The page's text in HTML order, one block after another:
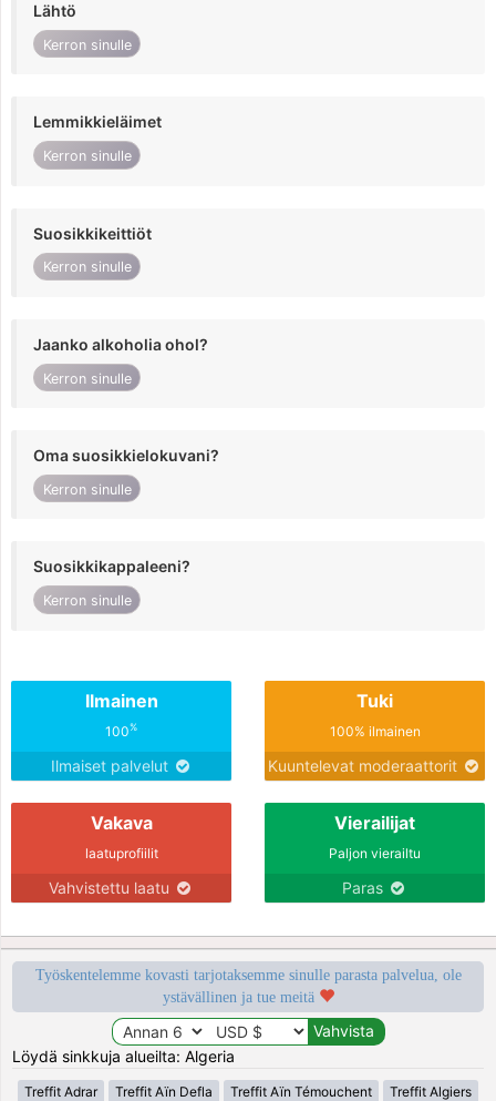
Lähtö
Kerron sinulle
Lemmikkieläimet
Kerron sinulle
Suosikkikeittiöt
Kerron sinulle
Jaanko alkoholia ohol?
Kerron sinulle
Oma suosikkielokuvani?
Kerron sinulle
Suosikkikappaleeni?
Kerron sinulle
Ilmainen
100%
Ilmaiset palvelut
Tuki
100% ilmainen
Kuuntelevat moderaattorit
Vakava
laatuprofiilit
Vahvistettu laatu
Vierailijat
Paljon vierailtu
Paras
Työskentelemme kovasti tarjotaksemme sinulle parasta palvelua, ole
ystävällinen ja tue meitä
Löydä sinkkuja alueilta: Algeria
Treffit Adrar Treffit Aïn Defla Treffit Aïn Témouchent Treffit Algiers